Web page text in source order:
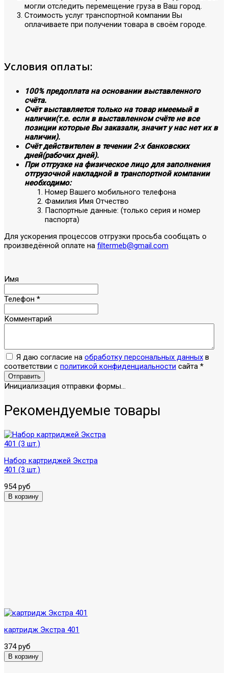
могли отследить перемещение груза в Ваш город.
Стоимость услуг транспортной компании Вы
оплачиваете при получении товара в своём городе.
Условия оплаты:
100% предоплата на основании выставленного
счёта.
Счёт выставляется только на товар имеемый в
наличии(т.е. если в выставленном счёте не все
позиции которые Вы заказали, значит у нас нет их в
наличии).
Счёт действителен в течении 2-х банковских
дней(рабочих дней).
При отгрузке на физическое лицо для заполнения
отгрузочной накладной в транспортной компании
необходимо:
Номер Вашего мобильного телефона
Фамилия Имя Отчество
Паспортные данные: (только серия и номер
паспорта)
Для ускорения процессов отгрузки просьба сообщать о
произведённой оплате на filtermeb@gmail.com
Имя
Телефон *
Комментарий
Я даю согласие на обработку персональных данных в
соответствии с политикой конфиденциальности сайта *
Отправить
Инициализация отправки формы...
Рекомендуемые товары
Набор картриджей Экстра
401 (3 шт.)
954 руб
картридж Экстра 401
374 руб